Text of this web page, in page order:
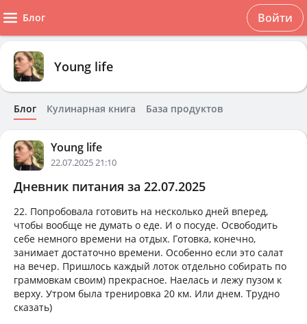
Блог Войти
Young life
Блог Кулинарная книга База продуктов
Young life
22.07.2025 21:10
Дневник питания за 22.07.2025
22. Попробовала готовить на несколько дней вперед,
чтобы вообще не думать о еде. И о посуде. Освободить
себе немного времени на отдых. Готовка, конечно,
занимает достаточно времени. Особенно если это салат
на вечер. Пришлось каждый лоток отдельно собирать по
граммовкам своим) прекрасное. Наелась и лежу пузом к
верху. Утром была тренировка 20 км. Или днем. Трудно
сказать)